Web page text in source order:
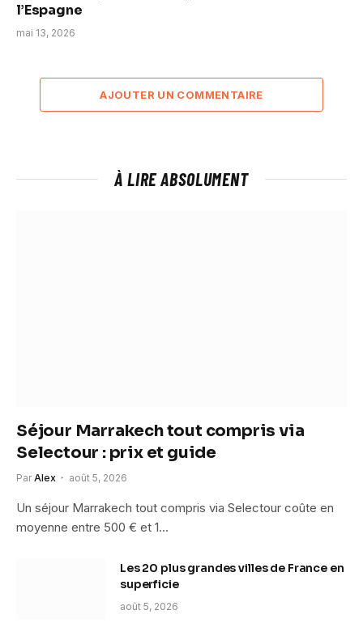
l’Espagne
mai 13, 2026
AJOUTER UN COMMENTAIRE
À LIRE ABSOLUMENT
Séjour Marrakech tout compris via
Selectour : prix et guide
Par Alex août 5, 2026
Un séjour Marrakech tout compris via Selectour coûte en
moyenne entre 500 € et 1…
Les 20 plus grandes villes de France en
superficie
août 5, 2026